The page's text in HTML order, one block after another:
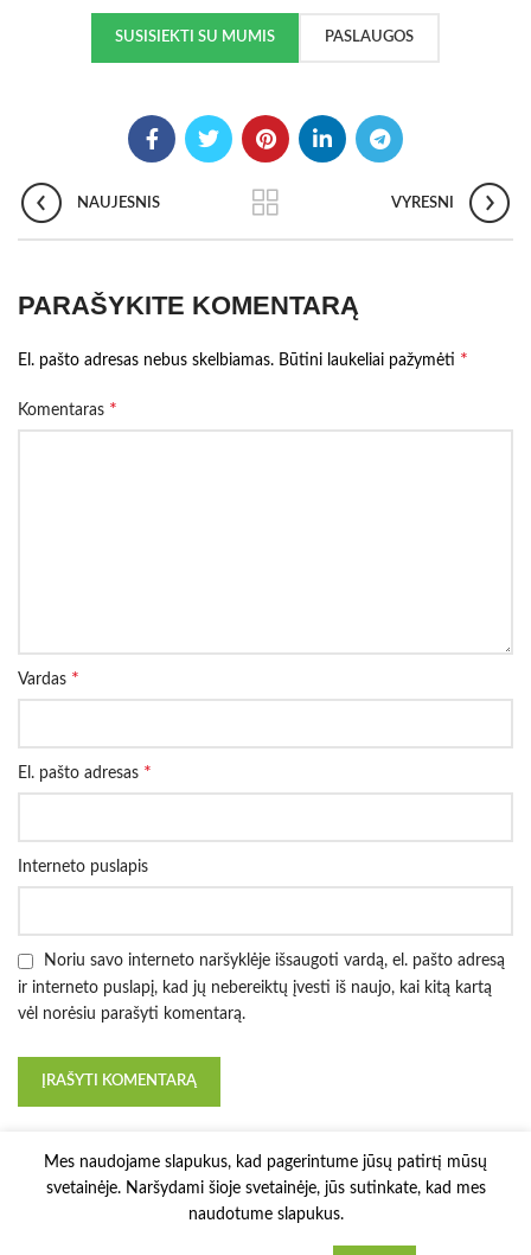
SUSISIEKTI SU MUMIS PASLAUGOS
NAUJESNIS VYRESNI
PARAŠYKITE KOMENTARĄ
El. pašto adresas nebus skelbiamas. Būtini laukeliai pažymėti *
Komentaras *
Vardas *
El. pašto adresas *
Interneto puslapis
Noriu savo interneto naršyklėje išsaugoti vardą, el. pašto adresą
ir interneto puslapį, kad jų nebereiktų įvesti iš naujo, kai kitą kartą
vėl norėsiu parašyti komentarą.
Mes naudojame slapukus, kad pagerintume jūsų patirtį mūsų
svetainėje. Naršydami šioje svetainėje, jūs sutinkate, kad mes
naudotume slapukus.